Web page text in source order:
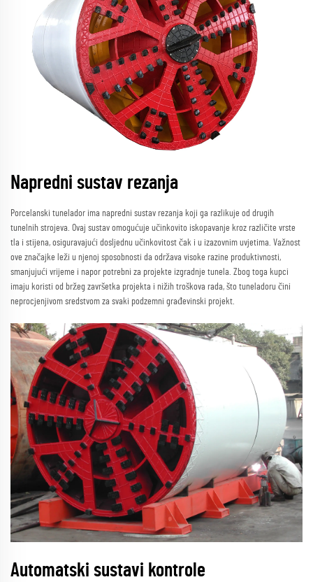
Napredni sustav rezanja
Porcelanski tunelador ima napredni sustav rezanja koji ga razlikuje od drugih
tunelnih strojeva. Ovaj sustav omogućuje učinkovito iskopavanje kroz različite vrste
tla i stijena, osiguravajući dosljednu učinkovitost čak i u izazovnim uvjetima. Važnost
ove značajke leži u njenoj sposobnosti da održava visoke razine produktivnosti,
smanjujući vrijeme i napor potrebni za projekte izgradnje tunela. Zbog toga kupci
imaju koristi od bržeg završetka projekta i nižih troškova rada, što tuneladoru čini
neprocjenjivom sredstvom za svaki podzemni građevinski projekt.
Automatski sustavi kontrole